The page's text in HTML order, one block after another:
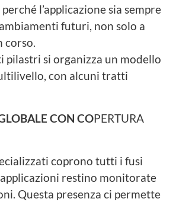
l’applicazione sia sempre
futuri, non solo a
corso.
pilastri si organizza un modello
con alcuni tratti
CON COPERTURA
coprono tutti i fusi
restino monitorate
Questa presenza ci permette